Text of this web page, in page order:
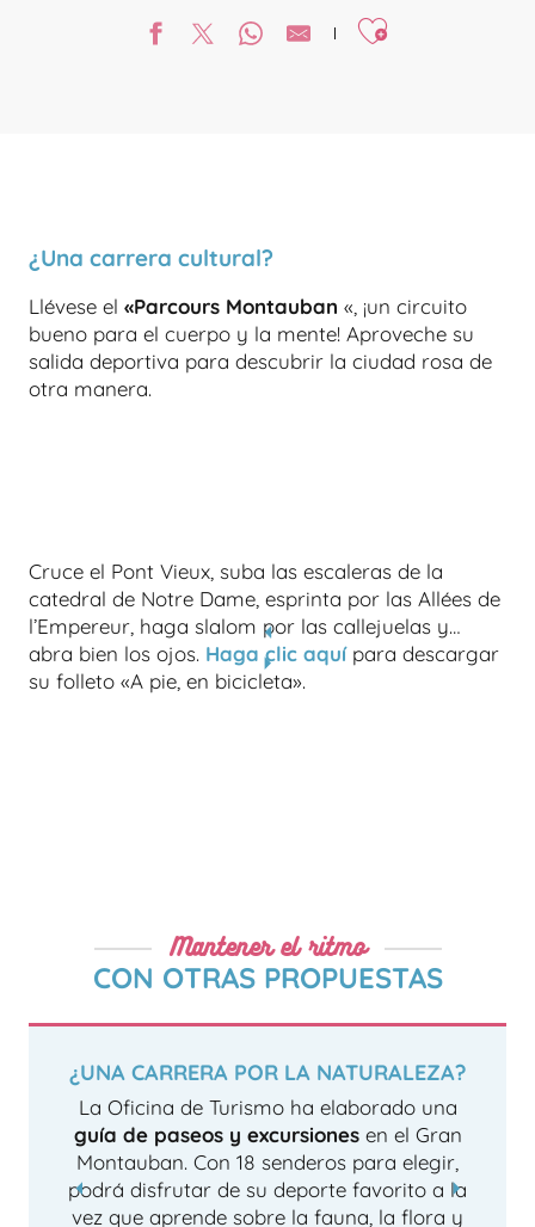
Ajouter aux
¿Una carrera cultural?
Llévese el «Parcours Montauban «, ¡un circuito
bueno para el cuerpo y la mente! Aproveche su
salida deportiva para descubrir la ciudad rosa de
otra manera.
Cruce el Pont Vieux, suba las escaleras de la
catedral de Notre Dame, esprinta por las Allées de
l’Empereur, haga slalom por las callejuelas y…
abra bien los ojos. Haga clic aquípara descargar
su folleto «A pie, en bicicleta».
Mantener el ritmo
CON OTRAS PROPUESTAS
¿UNA CARRERA POR LA NATURALEZA?
La Oficina de Turismo ha elaborado una
guía de paseos y excursionesen el Gran
Montauban. Con 18 senderos para elegir,
podrá disfrutar de su deporte favorito a la
vez que aprende sobre la fauna, la flora y